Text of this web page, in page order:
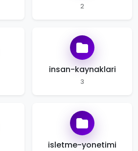
2
insan-kaynaklari
3
isletme-yonetimi